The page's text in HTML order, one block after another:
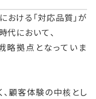
おける「対応品質」が
代において、
略拠点となっていま
顧客体験の中核とし